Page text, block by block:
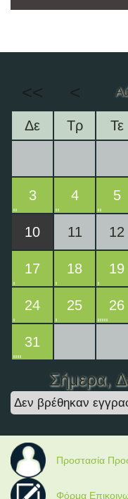
<< <
Δε Τρ Τε
3 4 5
10 11 12
17 18 19
24 25 26
31
Σήμερα,
Δεν βρέθηκαν
Προστασία
Φόρμα